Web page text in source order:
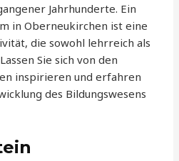
Jahrhunderte. Ein
in Oberneukirchen ist eine
die sowohl lehrreich als
Sie sich von den
inspirieren und erfahren
des Bildungswesens